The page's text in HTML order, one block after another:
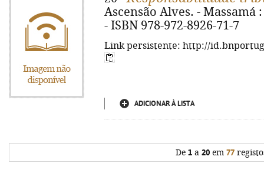
Ascensão Alves. - Massamá
- ISBN 978-972-8926-71-7
Link persistente: http://
ADICIONAR À LISTA
De 1a 20em 77